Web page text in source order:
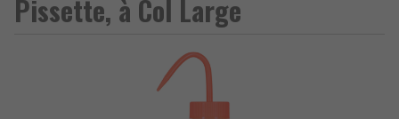
Pissette, à Col Large